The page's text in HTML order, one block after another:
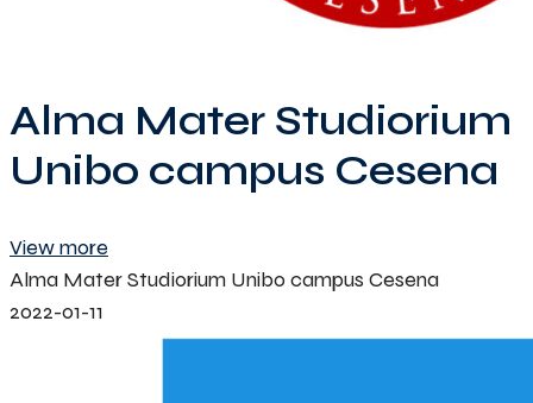
Alma Mater Studiorium
Unibo campus Cesena
View more
Alma Mater Studiorium Unibo campus Cesena
2022-01-11